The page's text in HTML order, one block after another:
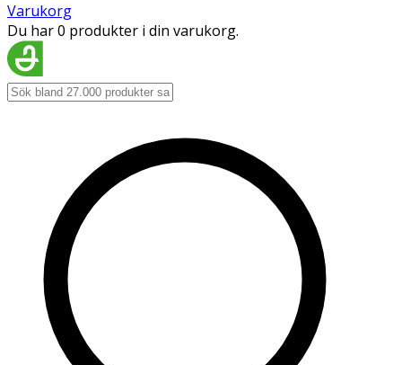
Varukorg
Du har 0 produkter i din varukorg.